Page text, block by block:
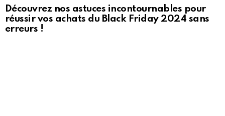
Découvrez nos astuces incontournables pour
réussir vos achats du Black Friday 2024 sans
erreurs !